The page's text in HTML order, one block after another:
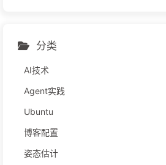
分类
AI技术
Agent实践
Ubuntu
博客配置
姿态估计